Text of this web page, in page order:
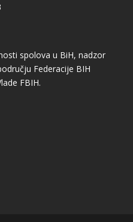
spolova u BiH, nadzor
Federacije BIH
FBIH.